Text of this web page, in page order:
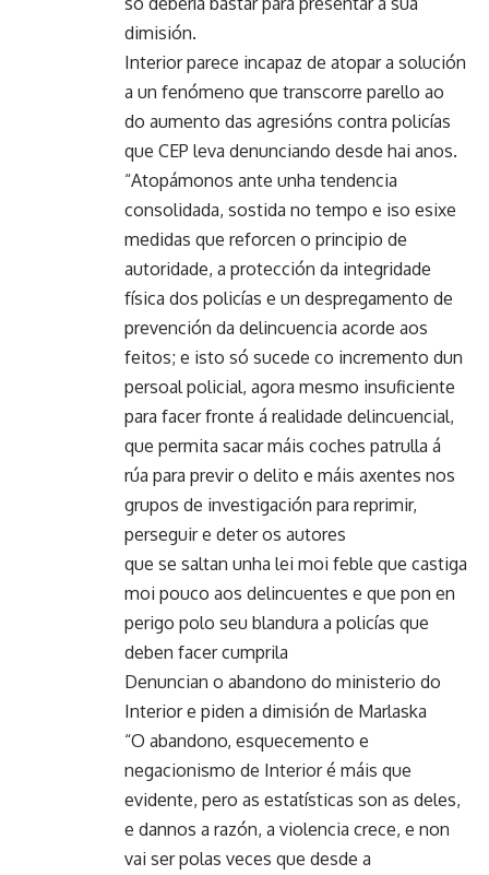
dimisión.
Interior parece incapaz de atopar a solución
a un fenómeno que transcorre parello ao
do aumento das agresións contra policías
que CEP leva denunciando desde hai anos.
“Atopámonos ante unha tendencia
consolidada, sostida no tempo e iso esixe
medidas que reforcen o principio de
autoridade, a protección da integridade
física dos policías e un despregamento de
prevención da delincuencia acorde aos
feitos; e isto só sucede co incremento dun
persoal policial, agora mesmo insuficiente
para facer fronte á realidade delincuencial,
que permita sacar máis coches patrulla á
rúa para previr o delito e máis axentes nos
grupos de investigación para reprimir,
perseguir e deter os autores
que se saltan unha lei moi feble que castiga
moi pouco aos delincuentes e que pon en
perigo polo seu blandura a policías que
deben facer cumprila
Denuncian o abandono do ministerio do
Interior e piden a dimisión de Marlaska
“O abandono, esquecemento e
negacionismo de Interior é máis que
evidente, pero as estatísticas son as deles,
e dannos a razón, a violencia crece, e non
vai ser polas veces que desde a